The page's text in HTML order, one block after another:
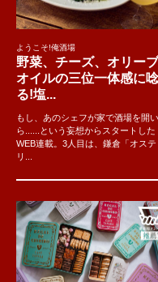
ようこそ!俺酒場
野菜、チーズ、オリー
オイルの三位一体感に
る!塩...
もし、あのシェフが家で酒場を開
ら......という妄想からスタートした
WEB連載。3人目は、鎌倉「オステ
リ...